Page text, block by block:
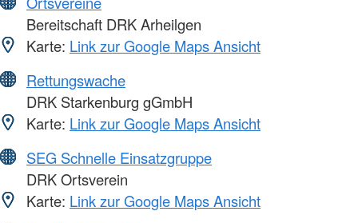
Bereitschaft DRK Arheilgen
Karte: Link zur Google Maps Ansicht
Rettungswache
DRK Starkenburg gGmbH
Karte: Link zur Google Maps Ansicht
SEG Schnelle Einsatzgruppe
DRK Ortsverein
Karte: Link zur Google Maps Ansicht